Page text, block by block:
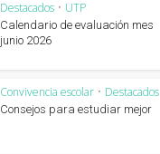
Destacados • UTP
Calendario de evaluación mes
junio 2026
Convivencia escolar • Destacados
Consejos para estudiar mejor